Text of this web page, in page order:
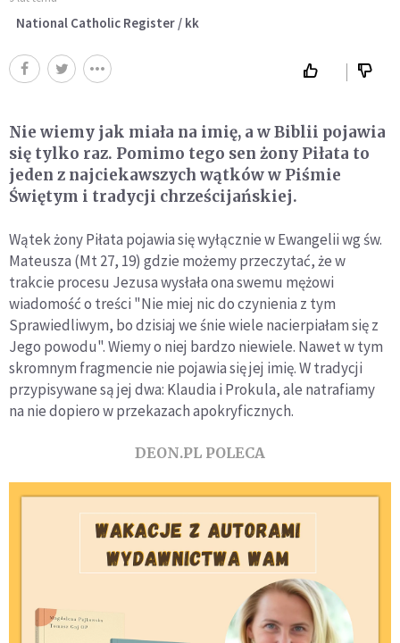
National Catholic Register / kk
Nie wiemy jak miała na imię, a w Biblii pojawia
się tylko raz. Pomimo tego sen żony Piłata to
jeden z najciekawszych wątków w Piśmie
Świętym i tradycji chrześcijańskiej.
Wątek żony Piłata pojawia się wyłącznie w Ewangelii wg św.
Mateusza (Mt 27, 19) gdzie możemy przeczytać, że w
trakcie procesu Jezusa wysłała ona swemu mężowi
wiadomość o treści "Nie miej nic do czynienia z tym
Sprawiedliwym, bo dzisiaj we śnie wiele nacierpiałam się z
Jego powodu". Wiemy o niej bardzo niewiele. Nawet w tym
skromnym fragmencie nie pojawia się jej imię. W tradycji
przypisywane są jej dwa: Klaudia i Prokula, ale natrafiamy
na nie dopiero w przekazach apokryficznych.
DEON.PL POLECA